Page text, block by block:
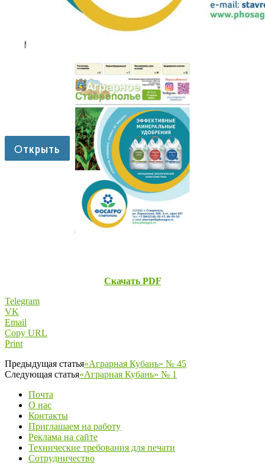
Скачать PDF
Telegram
VK
Email
Copy URL
Print
Предыдущая статья«Аграрная Кубань» № 45
Следующая статья«Аграрная Кубань» № 1
Почта
О нас
Контакты
Приглашаем на работу
Реклама на сайте
Технические требования для печати
Сотрудничество